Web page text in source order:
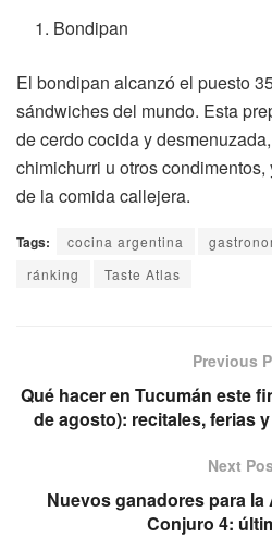
Bondipan
El bondipan alcanzó el puesto
sándwiches del mundo. Esta
de cerdo cocida y
chimichurri u otros
de la comida callejera.
Tags: cocina argentina
ránking
Taste Atlas
Previous
Qué hacer en Tucumán este
de agosto): recitales, ferias
Next
Nuevos ganadores para la
Conjuro 4: